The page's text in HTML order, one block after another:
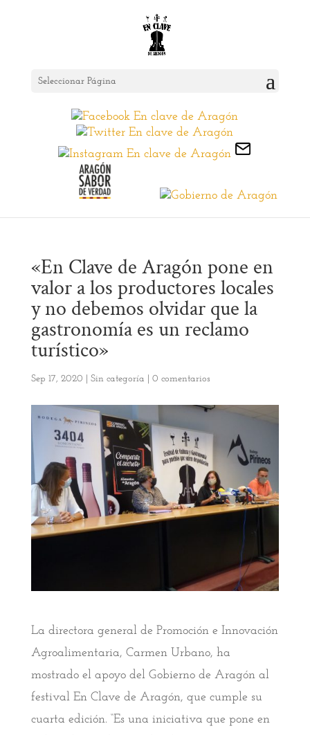
Seleccionar Página
«En Clave de Aragón pone en
valor a los productores locales
y no debemos olvidar que la
gastronomía es un reclamo
turístico»
Sep 17, 2020 Sin categoría 0 comentarios
La directora general de Promoción e Innovación
Agroalimentaria, Carmen Urbano, ha
mostrado el apoyo del Gobierno de Aragón al
festival En Clave de Aragón, que cumple su
cuarta edición. “Es una iniciativa que pone en